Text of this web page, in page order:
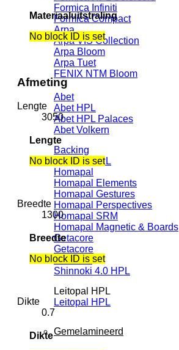
Formica Infiniti
Formica Compact
Arpa
Arpa VIS Collection
Arpa Bloom
Arpa Tuet
FENIX NTM Bloom
Abet
Abet HPL
Abet HPL Palaces
Abet Volkern
Backing
Backing HPL
Homapal
Homapal Elements
Homapal Gestures
Homapal Perspectives
Homapal SRM
Homapal Magnetic & Boards
Getacore
Getacore
Shinnoki
Shinnoki 4.0 HPL
Leitopal HPL
Leitopal HPL
Gemelamineerd
Materiaaluitstraling
No block ID is set
Afmeting
Lengte
3050
Lengte
No block ID is set
Breedte
1300
Breedte
No block ID is set
Dikte
0.7
Dikte